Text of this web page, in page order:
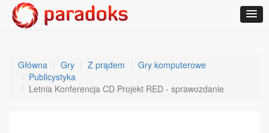
Główna Gry Z prądem
Gry komputerowe
Publicystyka
Letnia Konferencja CD Projekt RED - sprawozdanie